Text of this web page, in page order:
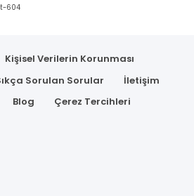
604
Kişisel Verilerin Korunması
Sorulan Sorular
İletişim
Blog Çerez Tercihleri